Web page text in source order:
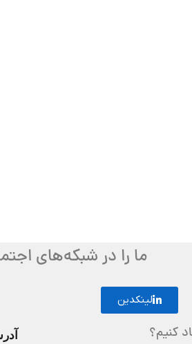
ما را در شبکه‌های
لینکدین
کنیم؟